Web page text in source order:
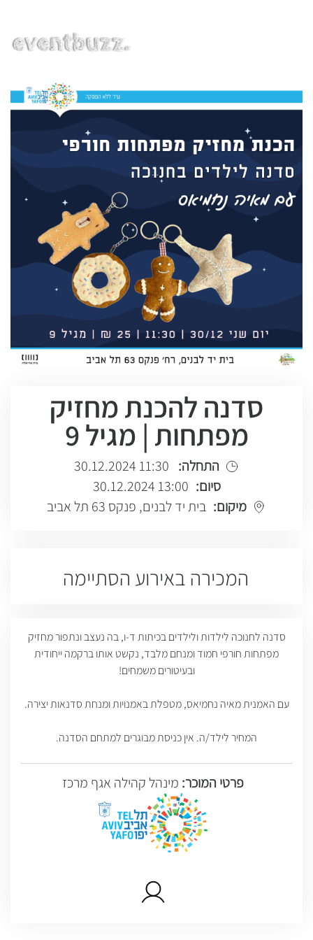
סדנה להכנת מחזיק
מפתחות | מגיל 9
התחלה: 11:30 30.12.2024
סיום: 13:00 30.12.2024
מיקום: בית יד לבנים, פנקס 63 תל אביב
המכירה באירוע הסתיימה
סדנה לחנוכה לילדות ולילדים בכיתות ד-ו, בה נעצב ונתפור מחזיק
מפתחות חורפי חמוד ומנחם מלבד, נקשט אותו ברקמה ייחודית
ובעיטורים משמחים!
עם האמנית מאיה נחמיאס, מטפלת באמנויות ומנחת סדנאות יצירה.
המחיר לילד/ה. אין כניסת מבוגרים למתחם הסדנה.
פרטי המוכר: מינהל קהילה אגף מרכז